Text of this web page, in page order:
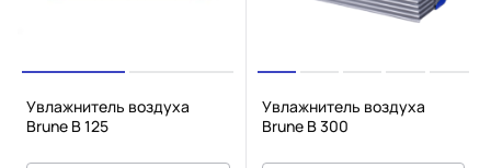
Увлажнитель воздуха
Brune B 125
Увлажнитель воздуха
Brune B 300